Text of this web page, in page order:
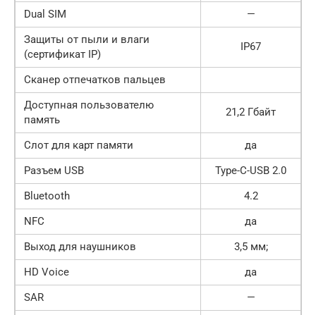
Dual SIM
—
Защиты от пыли и влаги
(сертификат IP)
IP67
Сканер отпечатков пальцев
Доступная пользователю
память
21,2 Гбайт
Слот для карт памяти
да
Разъем USB
Type-C-USB 2.0
Bluetooth
4.2
NFC
да
Выход для наушников
3,5 мм;
HD Voice
да
SAR
—